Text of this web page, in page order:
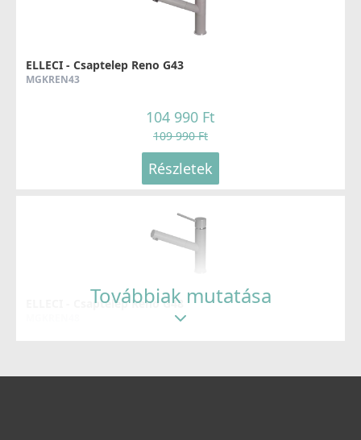
ELLECI - Mosogatótálca medencefenék Essenza 50 K96
Részletek
LKDC8696BRZ
ELLECI - Csaptelep Reno G43
MGKREN43
104 990 Ft
109 990 Ft
Részletek
ELLECI - Csaptelep Reno G48
109 990 Ft
Továbbiak mutatása